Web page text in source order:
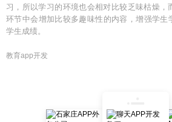
习，所以学习的环境也会相对比较乏味枯燥，
环节中会增加比较多趣味性的内容，增强学生
学生成绩。
教育app开发